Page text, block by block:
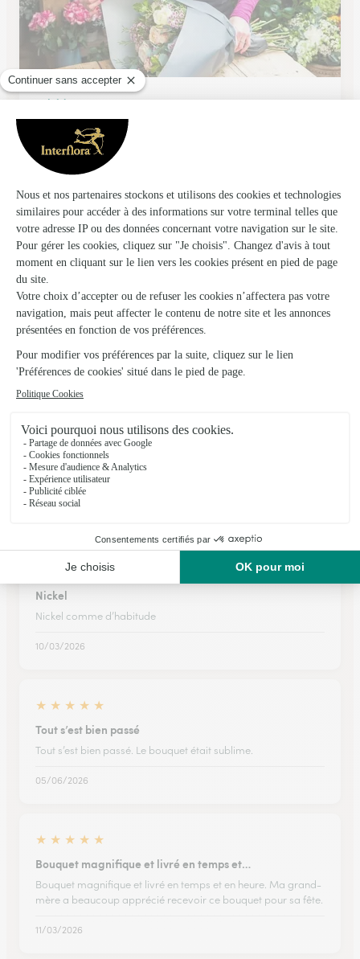
L’ork’idee
★★★★4.8 (24)
Rue principale Le Bourg
Voir la boutique
Ils ont fait livrer des fleurs ou une plante à
Chaspuzac
★ ★ ★ ★ ★
Le bouquet est magnifique
contente. Malheureusement, le suivi de la commande n'est
pas en temps réel. Je n'ai reçu le message indiquant la
livraison que lundi matin, alors qu'il avait été livré dimanche
en…
★ ★ ★
Nickel
Nickel comme d’habitude
10/03/2026
★ ★ ★ ★ ★
Tout s’est bien passé
Tout s’est bien passé. Le bouquet était sublime.
05/06/2026
★ ★ ★ ★ ★
Bouquet magnifique et livré en temps et…
Bouquet magnifique et livré en temps et en heure. Ma grand-
mère a beaucoup apprécié recevoir ce bouquet pour sa fête.
11/03/2026